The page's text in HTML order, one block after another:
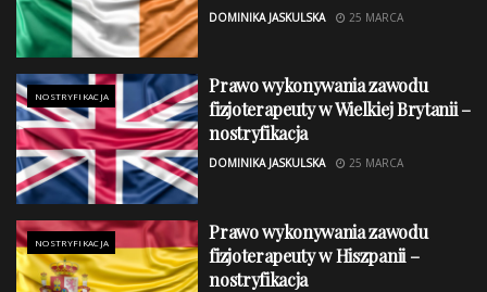
DOMINIKA JASKULSKA 25 MARCA
NOSTRYFIKACJA
Prawo wykonywania zawodu
fizjoterapeuty w Wielkiej Brytanii –
nostryfikacja
DOMINIKA JASKULSKA 25 MARCA
NOSTRYFIKACJA
Prawo wykonywania zawodu
fizjoterapeuty w Hiszpanii –
nostryfikacja